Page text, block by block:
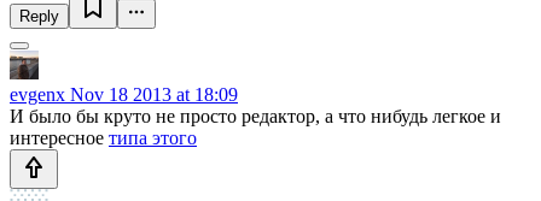
Reply
evgenx Nov 18 2013 at 18:09
И было бы круто не просто редактор, а что нибудь легкое и
интересное типа этого